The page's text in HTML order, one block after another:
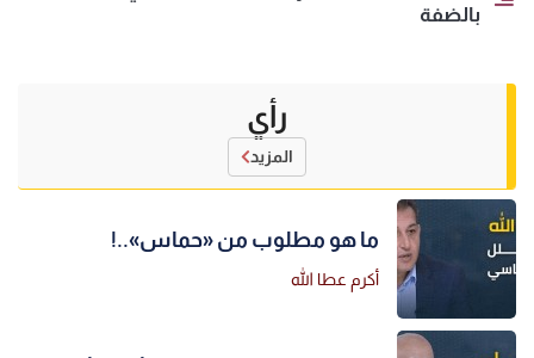
بالضفة
رأي
المزيد
ما هو مطلوب من «حماس»..!
أكرم عطا الله